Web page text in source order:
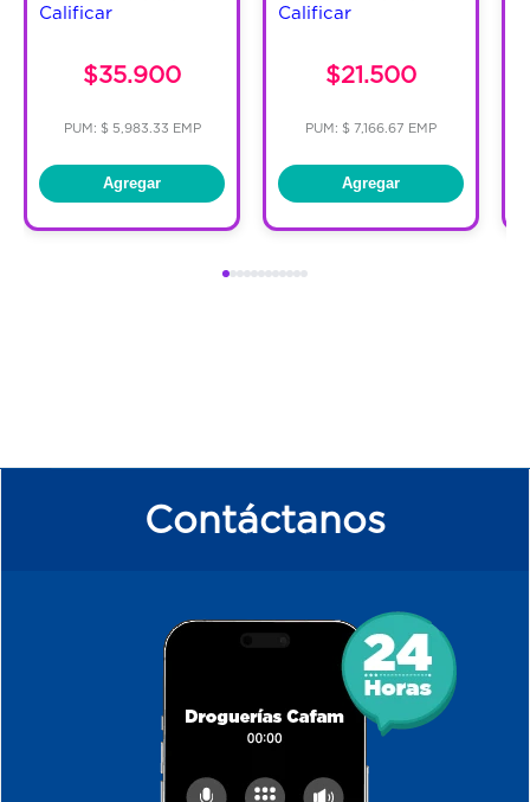
Calificar
$35.900
PUM: $ 5,983.33 EMP
Agregar
Calificar
$21.500
PUM: $ 7,166.67 EMP
Agregar
Contáctanos